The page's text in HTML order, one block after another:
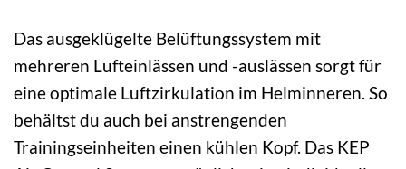
Das ausgeklügelte Belüftungssystem mit
mehreren Lufteinlässen und -auslässen sorgt für
eine optimale Luftzirkulation im Helminneren. So
behältst du auch bei anstrengenden
Trainingseinheiten einen kühlen Kopf. Das KEP